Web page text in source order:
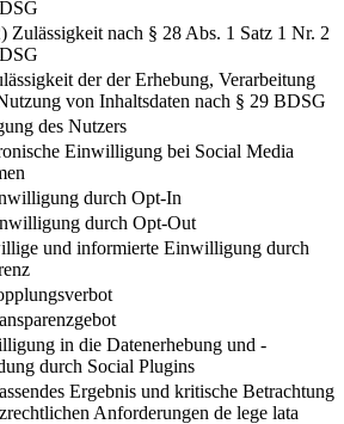
Zulässigkeit nach § 28 Abs. 1 Satz 1 Nr. 2
der der Erhebung, Verarbeitung
von Inhaltsdaten nach § 29 BDSG
des Nutzers
Einwilligung bei Social Media
durch Opt-In
durch Opt-Out
und informierte Einwilligung durch
in die Datenerhebung und -
durch Social Plugins
Ergebnis und kritische Betrachtung
Anforderungen de lege lata